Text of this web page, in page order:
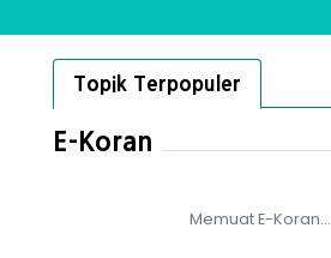
Topik Terpopuler
E-Koran
Memuat E-Koran...